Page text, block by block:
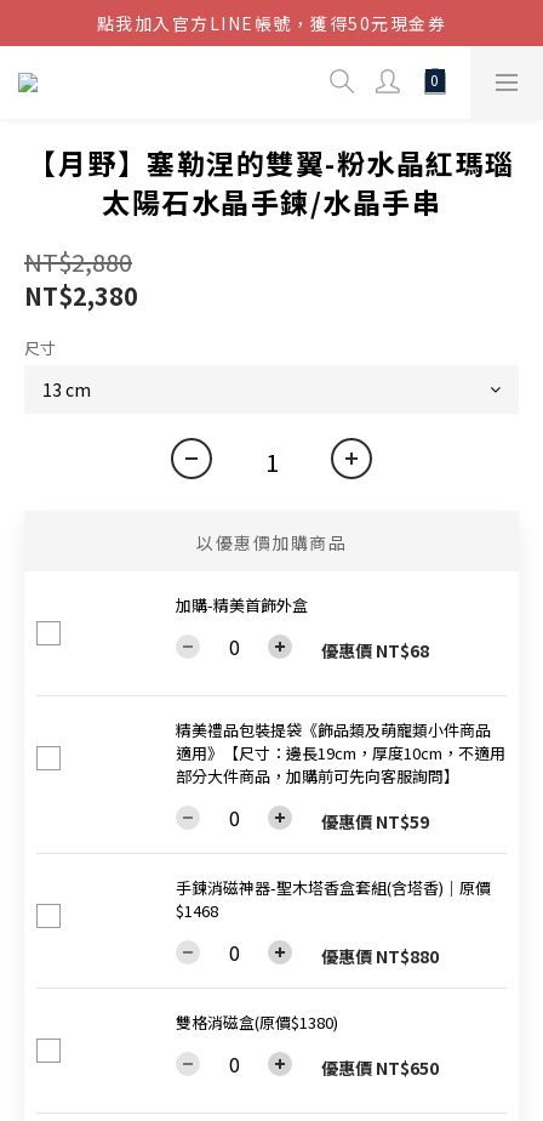
結帳金額滿$1080超取免運
點我加入官方LINE帳號，獲得50元現金券
結帳金額滿$1080超取免運
【月野】塞勒涅的雙翼-粉水晶紅瑪瑙
太陽石水晶手鍊/水晶手串
NT$2,880
NT$2,380
尺寸
以優惠價加購商品
加購-精美首飾外盒
優惠價 NT$68
精美禮品包裝提袋《飾品類及萌寵類小件商品
適用》【尺寸：邊長19cm，厚度10cm，不適用
部分大件商品，加購前可先向客服詢問】
優惠價 NT$59
手鍊消磁神器-聖木塔香盒套組(含塔香)│原價
$1468
優惠價 NT$880
雙格消磁盒(原價$1380)
優惠價 NT$650